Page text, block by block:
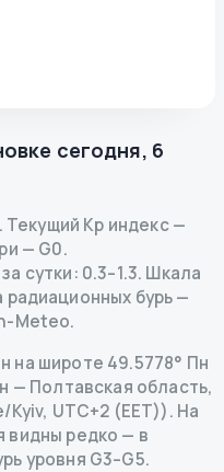
сегодня, 6
. Текущий Kp индекс—
— G0.
сутки: 0.3–1.3. Шкала
радиационных бурь—
Meteo.
на широте 49.5778° Пн
— Полтавская область,
UTC+2 (EET)). На
видны редко — в
уровня G3–G5.